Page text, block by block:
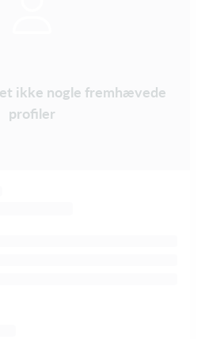
ikke nogle fremhævede
profiler